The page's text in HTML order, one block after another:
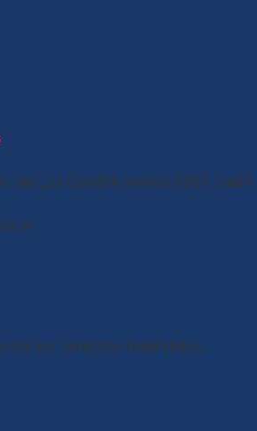
de Los Constituyentes 6061, CaBA
los derechos reservados.